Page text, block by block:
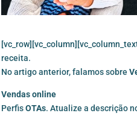
receita.
No artigo anterior, falamos sobre
Vendas online
PerfisOTAs. Atualize a descrição